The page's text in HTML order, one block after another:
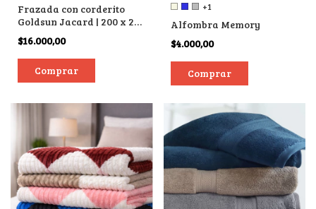
Frazada con corderito
Goldsun Jacard | 200 x 230
cm.
$16.000,00
+1
Alfombra Memory
$4.000,00
Comprar